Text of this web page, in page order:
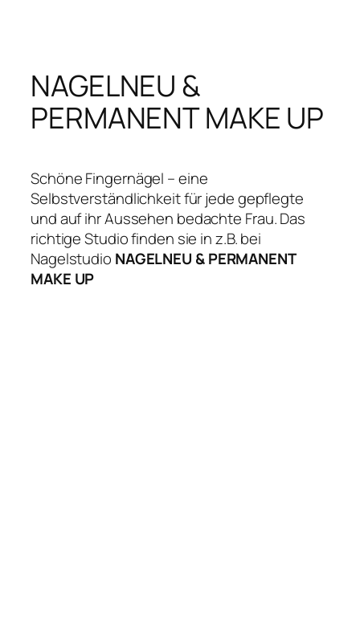
springen
NAGELNEU &
PERMANENT MAKE UP
Schöne Fingernägel – eine
Selbstverständlichkeit für jede gepflegte
und auf ihr Aussehen bedachte Frau. Das
richtige Studio finden sie in z.B. bei
Nagelstudio NAGELNEU & PERMANENT
MAKE UP